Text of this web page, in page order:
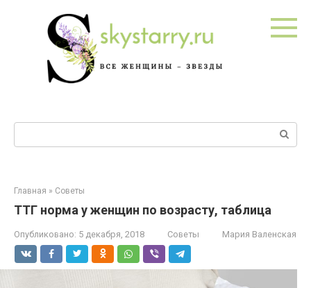
Поиск:
Главная » Советы
ТТГ норма у женщин по возрасту, таблица
Опубликовано: 5 декабря, 2018 Советы Мария Валенская